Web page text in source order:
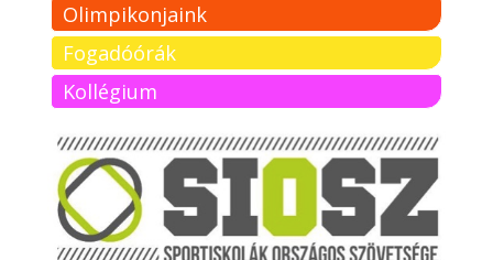
Olimpikonjaink
Fogadóórák
Kollégium